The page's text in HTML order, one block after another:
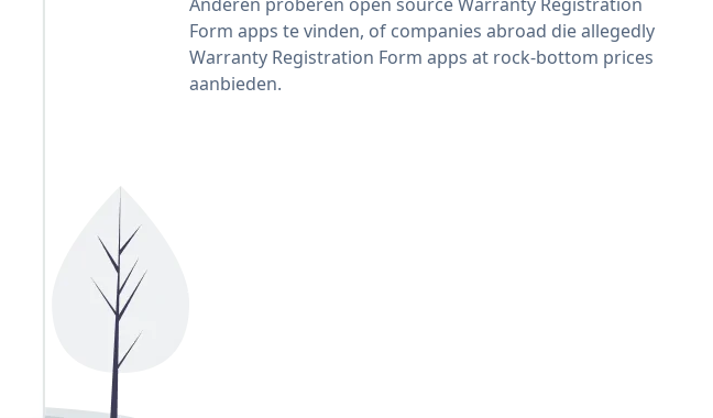
Form apps te vinden, of companies abroad die allegedly
Warranty Registration Form apps at rock-bottom prices
aanbieden.